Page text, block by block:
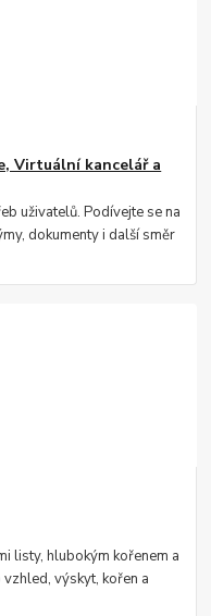
Virtuální kancelář a
uživatelů. Podívejte se na
dokumenty i další směr
listy, hlubokým kořenem a
výskyt, kořen a